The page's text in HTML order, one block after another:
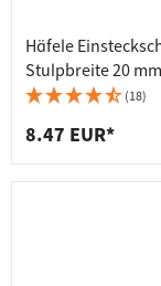
Häfele
Stulpbreite 20 mm
(18)
8.47 EUR*